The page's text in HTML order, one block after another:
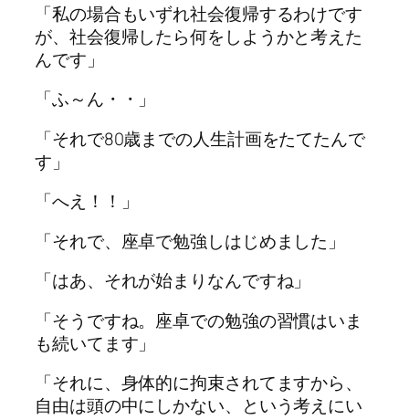
「私の場合もいずれ社会復帰するわけです
が、社会復帰したら何をしようかと考えた
んです」
「ふ～ん・・」
「それで80歳までの人生計画をたてたんで
す」
「へえ！！」
「それで、座卓で勉強しはじめました」
「はあ、それが始まりなんですね」
「そうですね。座卓での勉強の習慣はいま
も続いてます」
「それに、身体的に拘束されてますから、
自由は頭の中にしかない、という考えにい